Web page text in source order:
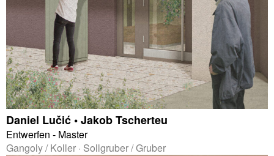
Daniel Lučić • Jakob Tscherteu
Entwerfen - Master
Gangoly / Koller · Sollgruber / Gruber